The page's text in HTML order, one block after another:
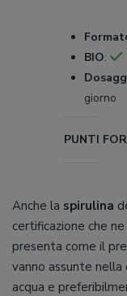
BIO:
giorno
PUNTI
Anche la spirulina
certificazione che
presenta come il
vanno assunte nella
acqua e